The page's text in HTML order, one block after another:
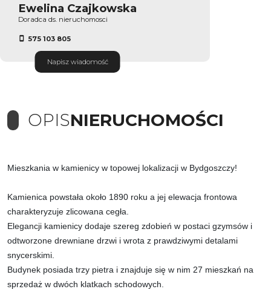
Ewelina Czajkowska
Doradca ds. nieruchomosci
575 103 805
Napisz wiadomość
OPISNIERUCHOMOŚCI
Mieszkania w kamienicy w topowej lokalizacji w Bydgoszczy!
Kamienica powstała około 1890 roku a jej elewacja frontowa
charakteryzuje zlicowana cegła.
Elegancji kamienicy dodaje szereg zdobień w postaci gzymsów i
odtworzone drewniane drzwi i wrota z prawdziwymi detalami
snycerskimi.
Budynek posiada trzy pietra i znajduje się w nim 27 mieszkań na
sprzedaż w dwóch klatkach schodowych.